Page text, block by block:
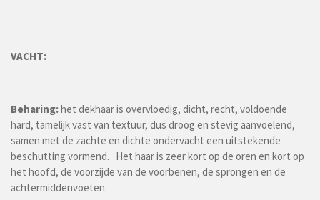
VACHT:
Beharing:het dekhaar is overvloedig, dicht, recht, voldoende
hard, tamelijk vast van textuur, dus droog en stevig aanvoelend,
samen met de zachte en dichte ondervacht een uitstekende
beschutting vormend. Het haar is zeer kort op de oren en kort op
het hoofd, de voorzijde van de voorbenen, de sprongen en de
achtermiddenvoeten.